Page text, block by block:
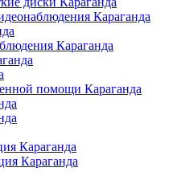
Караганда
Караганда
помощи Караганда
Караганда
Караганда